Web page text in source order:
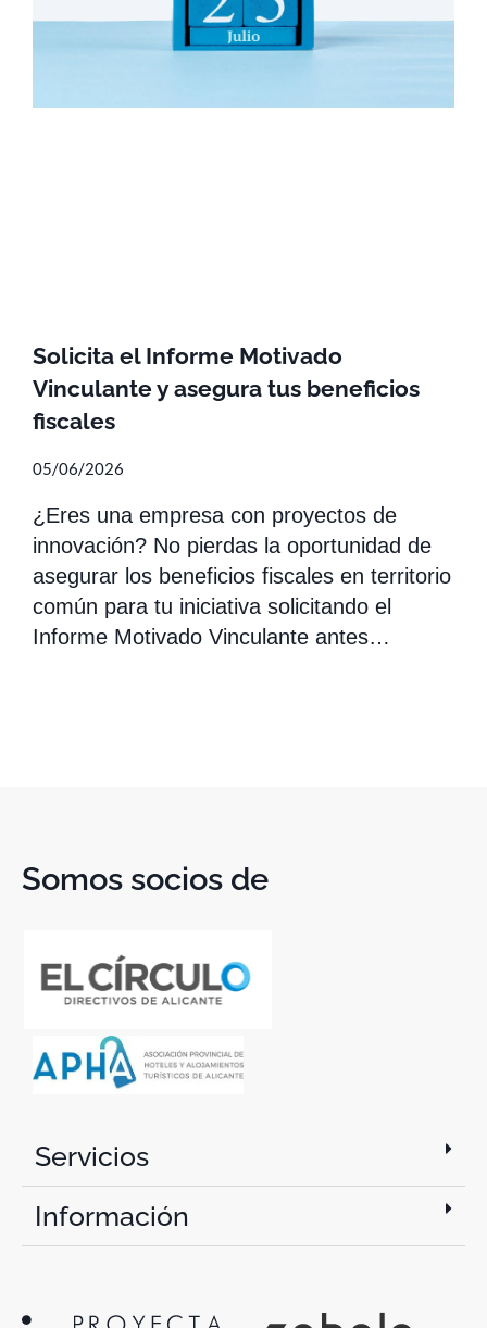
Solicita el Informe Motivado
Vinculante y asegura tus beneficios
fiscales
05/06/2026
¿Eres una empresa con proyectos de
innovación? No pierdas la oportunidad de
asegurar los beneficios fiscales en territorio
común para tu iniciativa solicitando el
Informe Motivado Vinculante antes…
Somos socios de
Servicios
Información